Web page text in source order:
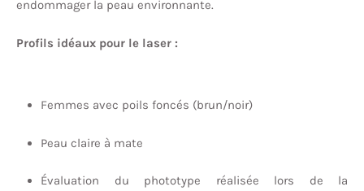
endommager la peau environnante.
Profils idéaux pour le laser :
Femmes avec poils foncés (brun/noir)
Peau claire à mate
Évaluation du phototype réalisée lors de la